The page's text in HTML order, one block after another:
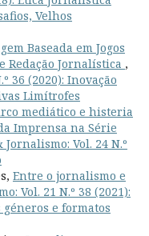
Velhos
Baseada em Jogos
Redação Jornalística ,
36 (2020): Inovação
Limítrofes
mediático e histeria
Imprensa na Série
Jornalismo: Vol. 24 N.º
Entre o jornalismo e
Vol. 21 N.º 38 (2021):
e formatos